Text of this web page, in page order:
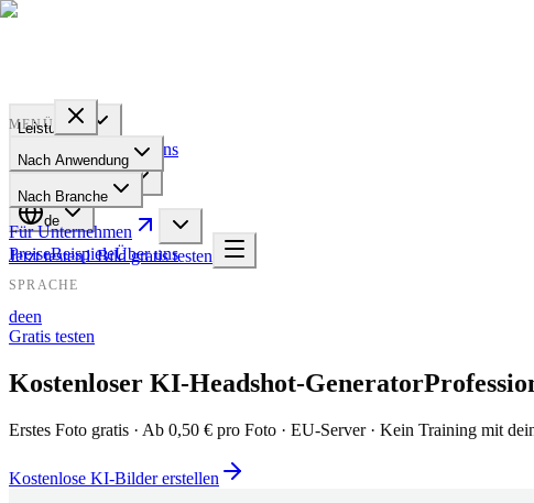
Leistungen
Über uns
Für Unternehmen
de
Jetzt testen1 Bild gratis testen
MENÜ
Nach Anwendung
Nach Branche
Für Unternehmen
PreiseBeispieleÜber uns
SPRACHE
deen
Gratis testen
Kostenloser KI-Headshot-Generator
Erstes Foto gratis · Ab 0,50 € pro Foto · EU-Server · Kein Training mit
Kostenlose KI-Bilder erstellen